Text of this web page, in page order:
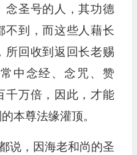
念圣号的人，其功德
不到，而这些人藉长
所回收到返回长老赐
中念经、念咒、赞
千万倍，因此，才能
本尊法缘灌顶。
，因海老和尚的圣